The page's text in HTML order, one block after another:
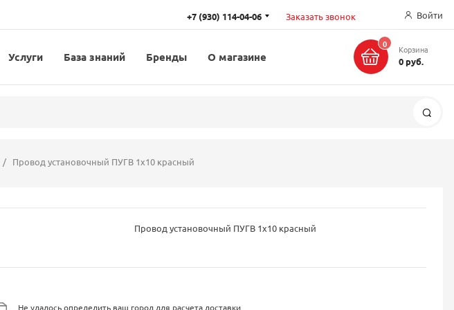
+7 (930) 114-04-06 Заказать звонок Войти
Услуги База знаний Бренды О магазине
0 Корзина
0 руб.
Провод установочный ПУГВ 1x10 красный
Провод установочный ПУГВ 1x10 красный
Не удалось определить ваш город для расчета доставки